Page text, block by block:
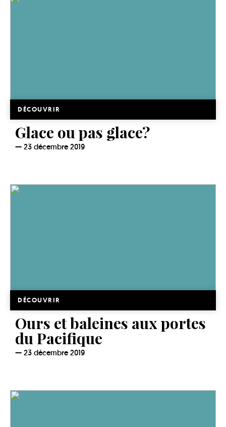
DÉCOUVRIR
Glace ou pas glace?
23 décembre 2019
DÉCOUVRIR
Ours et baleines aux portes
du Pacifique
23 décembre 2019